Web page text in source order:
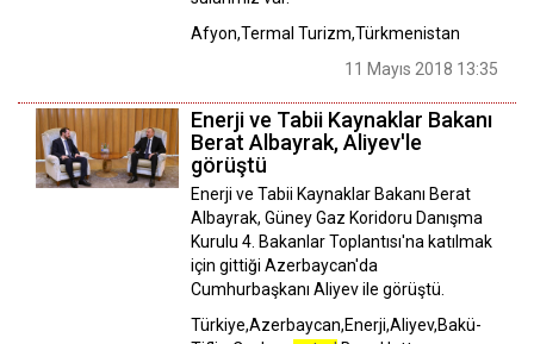
Afyon,Termal Turizm,Türkmenistan
11 Mayıs 2018 13:35
Enerji ve Tabii Kaynaklar Bakanı
Berat Albayrak, Aliyev'le
görüştü
Enerji ve Tabii Kaynaklar Bakanı Berat
Albayrak, Güney Gaz Koridoru Danışma
Kurulu 4. Bakanlar Toplantısı'na katılmak
için gittiği Azerbaycan'da
Cumhurbaşkanı Aliyev ile görüştü.
Türkiye,Azerbaycan,Enerji,Aliyev,Bakü-